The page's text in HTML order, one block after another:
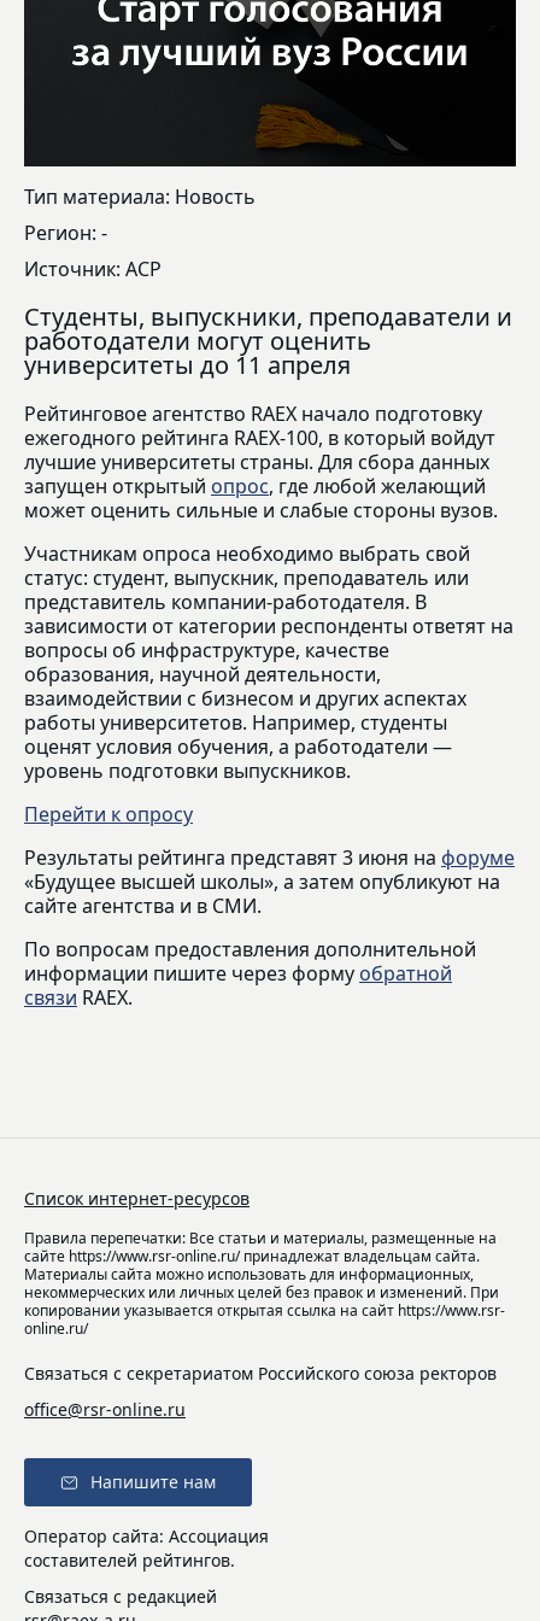
Тип материала: Новость
Регион: -
Источник: АСР
Студенты, выпускники, преподаватели и
работодатели могут оценить
университеты до 11 апреля
Рейтинговое агентство RAEX начало подготовку
ежегодного рейтинга RAEX-100, в который войдут
лучшие университеты страны. Для сбора данных
запущен открытый опрос, где любой желающий
может оценить сильные и слабые стороны вузов.
Участникам опроса необходимо выбрать свой
статус: студент, выпускник, преподаватель или
представитель компании-работодателя. В
зависимости от категории респонденты ответят на
вопросы об инфраструктуре, качестве
образования, научной деятельности,
взаимодействии с бизнесом и других аспектах
работы университетов. Например, студенты
оценят условия обучения, а работодатели —
уровень подготовки выпускников.
Перейти к опросу
Результаты рейтинга представят 3 июня на форуме
«Будущее высшей школы», а затем опубликуют на
сайте агентства и в СМИ.
По вопросам предоставления дополнительной
информации пишите через форму обратной
связи RAEX.
Список интернет-ресурсов
Правила перепечатки: Все статьи и материалы, размещенные на
сайте https://www.rsr-online.ru/ принадлежат владельцам сайта.
Материалы сайта можно использовать для информационных,
некоммерческих или личных целей без правок и изменений. При
копировании указывается открытая ссылка на сайт https://www.rsr-
online.ru/
Связаться с секретариатом Российского союза ректоров
office@rsr-online.ru
Напишите нам
Оператор сайта: Ассоциация
составителей рейтингов.
Связаться с редакцией